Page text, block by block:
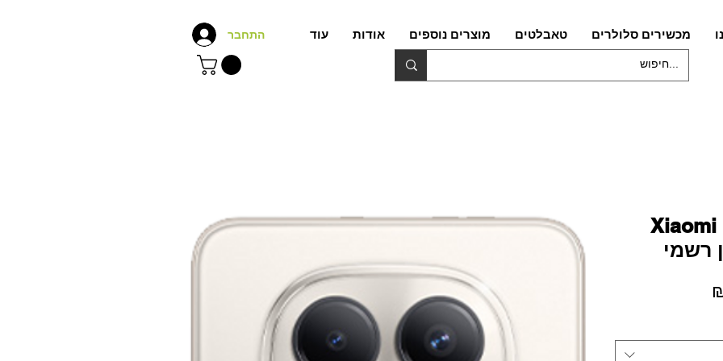
התחבר מכשירים סלולרים טאבלטים מוצרים נוספים אודות עוד
Xiaomi